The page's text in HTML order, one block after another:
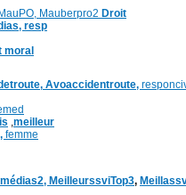
Mauberpro2 Droit
resp
moral
Avoaccidentroute,
,meilleur
femme
2, MeilleurssviTop3,